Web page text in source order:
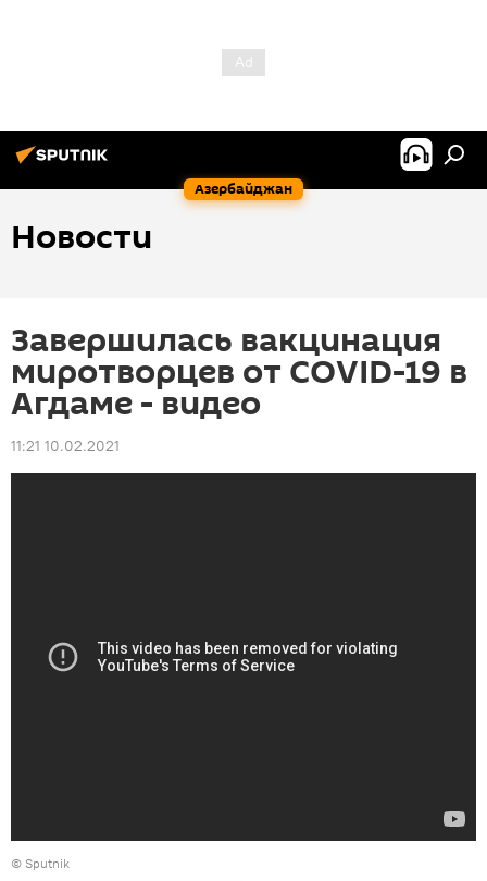
Азербайджан
Новости
Завершилась вакцинация
миротворцев от COVID-19 в
Агдаме - видео
11:21 10.02.2021
© Sputnik